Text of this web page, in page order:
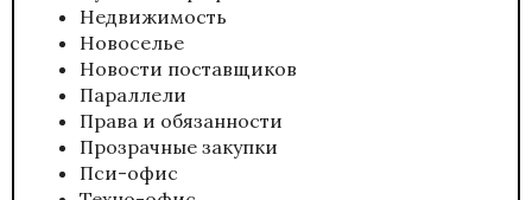
Недвижимость
Новоселье
Новости поставщиков
Параллели
Права и обязанности
Прозрачные закупки
Пси-офис